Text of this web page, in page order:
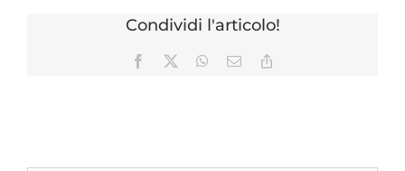
Condividi l'articolo!
Facebook WhatsApp
Email